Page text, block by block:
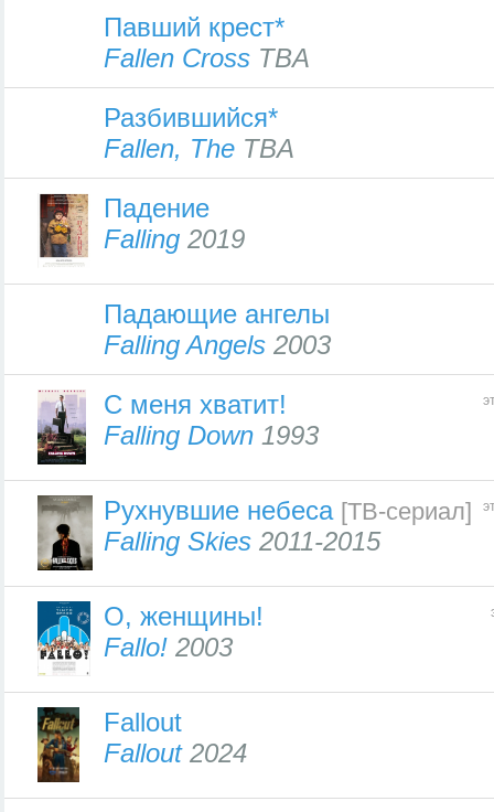
Павший крест*
Fallen Cross TBA
Разбившийся*
Fallen, The TBA
Падение
Falling 2019
Падающие ангелы
Falling Angels 2003
С меня хватит!
Falling Down 1993
Рухнувшие небеса [ТВ-сериал]
Falling Skies 2011-2015
О, женщины!
Fallo! 2003
Fallout
Fallout2024